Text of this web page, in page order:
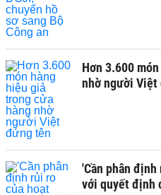
Hơn 3.600
nhờ người Việt
'Cần phân
với quyết định